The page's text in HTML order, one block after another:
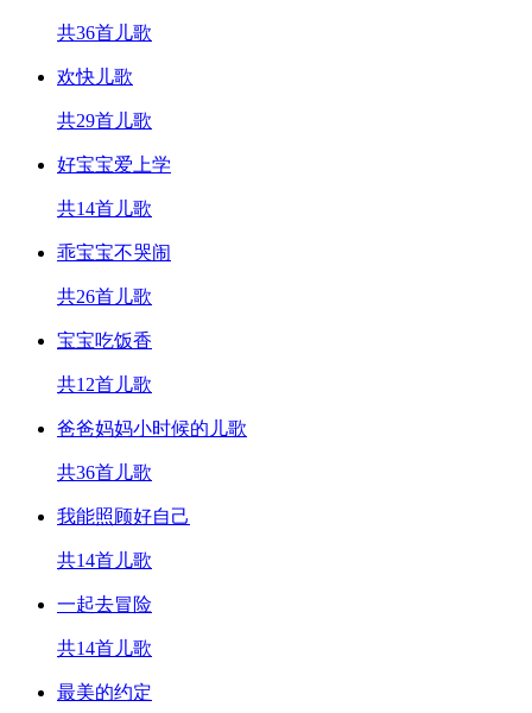
共36首儿歌
欢快儿歌
共29首儿歌
好宝宝爱上学
共14首儿歌
乖宝宝不哭闹
共26首儿歌
宝宝吃饭香
共12首儿歌
爸爸妈妈小时候的儿歌
共36首儿歌
我能照顾好自己
共14首儿歌
一起去冒险
共14首儿歌
最美的约定